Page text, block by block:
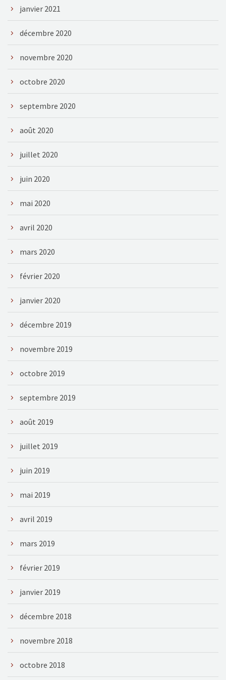
janvier 2021
décembre 2020
novembre 2020
octobre 2020
septembre 2020
août 2020
juillet 2020
juin 2020
mai 2020
avril 2020
mars 2020
février 2020
janvier 2020
décembre 2019
novembre 2019
octobre 2019
septembre 2019
août 2019
juillet 2019
juin 2019
mai 2019
avril 2019
mars 2019
février 2019
janvier 2019
décembre 2018
novembre 2018
octobre 2018